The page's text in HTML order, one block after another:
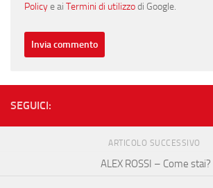
Policye ai Termini di utilizzodi Google.
SEGUICI:
ARTICOLO SUCCESSIVO
ALEX ROSSI – Come stai?